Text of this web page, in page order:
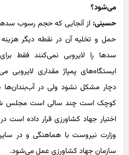
می‌شود؟
حسینی: از آنجایی که حجم رسوب
حمل و تخلیه آن در نقطه دیگر هزینه
سدها را لایروبی نمی‌کنند فقط
ایستگاه‌های پمپاژ مقداری لایروبی
دچار مشکل نشود ولی در آب‌بندان‌ها
کوچک است چند سالی است مجلس
اختیار جهاد کشاورزی قرار داده است
وزارت نیروست با هماهنگی و در سایر
سازمان جهاد کشاورزی عمل می‌شود.